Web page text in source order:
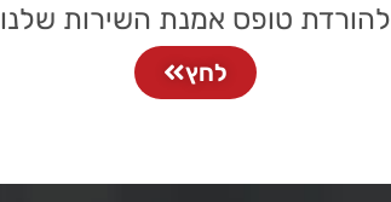
להורדת טופס אמנת השירות שלנו
לחץ